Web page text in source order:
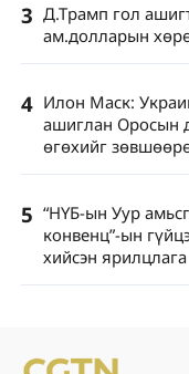
3 Д.Трамп гол
ам.долларын
4 Илон Маск:
ашиглан Оросын
өгөхийг
5 “НҮБ-ын Уур
конвенц”-ын
хийсэн ярилцлага